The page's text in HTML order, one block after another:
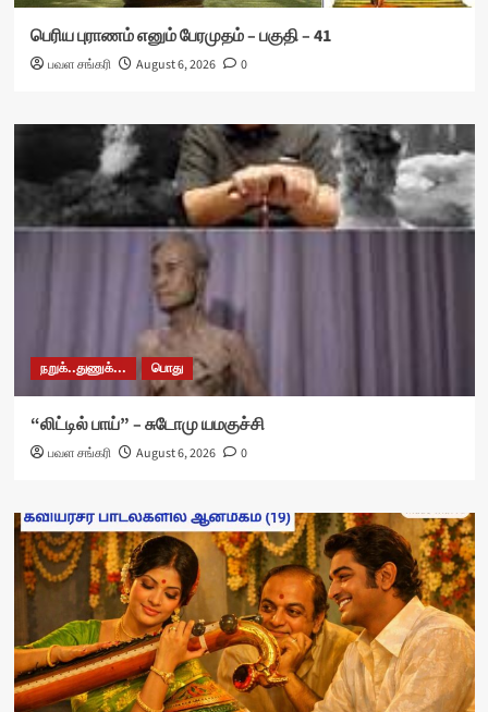
பெரிய புராணம் எனும் பேரமுதம் – பகுதி – 41
பவள சங்கரி August 6, 2026 0
நறுக்..துணுக்... பொது
“லிட்டில் பாய்” – சுடோமு யமகுச்சி
பவள சங்கரி August 6, 2026 0